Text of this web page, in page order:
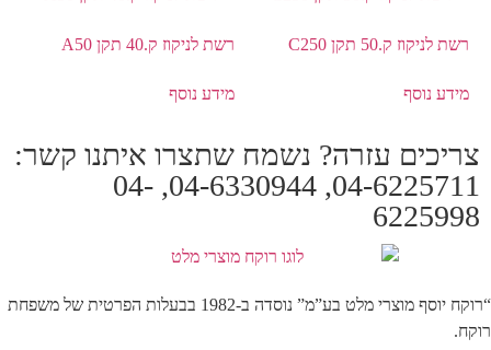
רשת לניקוז ק.50 תקן C250
מידע נוסף
רשת לניקוז ק.40 תקן A50
מידע נוסף
צריכים עזרה? נשמח שתצרו איתנו קשר:
04-6225711, 04-6330944, 04-
6225998
“רוקח יוסף מוצרי מלט בע”מ” נוסדה ב-1982 בבעלות הפרטית של משפחת
רוקח.